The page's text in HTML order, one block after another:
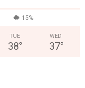
15%
TUE
38°
WED
37°